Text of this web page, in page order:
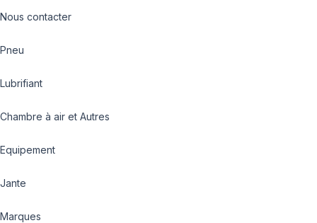
Nous contacter
Pneu
Lubrifiant
Chambre à air et Autres
Equipement
Jante
Marques